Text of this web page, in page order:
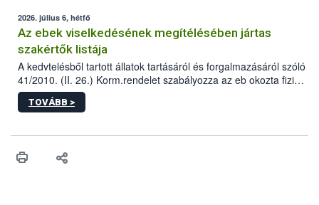
2026. július 6, hétfő
Az ebek viselkedésének megítélésében jártas
szakértők listája
A kedvtelésből tartott állatok tartásáról és forgalmazásáról szóló
41/2010. (II. 26.) Korm.rendelet szabályozza az eb okozta fizikai
sérülés, illetve ennek veszélye keletkezésekor felmerülő
hatósági feladatokat, valamint a veszélyes eb tartását és annak
vonni az ebek viselkedésének megítélésében jártas szakértőt.
TOVÁBB >